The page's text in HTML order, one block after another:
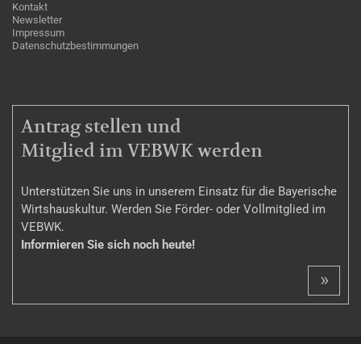
Kontakt
Newsletter
Impressum
Datenschutzbestimmungen
MITGLIEDSCHAFT
Antrag stellen und
Mitglied im VEBWK werden
Unterstützen Sie uns in unserem Einsatz für die Bayerische
Wirtshauskultur. Werden Sie Förder- oder Vollmitglied im
VEBWK.
Informieren Sie sich noch heute!
»